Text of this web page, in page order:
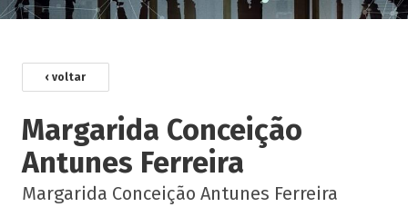
‹ voltar
Margarida Conceição
Antunes Ferreira
Margarida Conceição Antunes Ferreira